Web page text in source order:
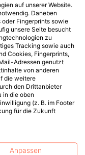
auf unserer Website.
Daneben
Fingerprints sowie
unsere Seite besucht
zu
Tracking sowie auch
Cookies, Fingerprints,
Adressen genutzt
von anderen
die weitere
den Drittanbieter
in die oben
(z. B. im Footer
für die Zukunft
Anpassen